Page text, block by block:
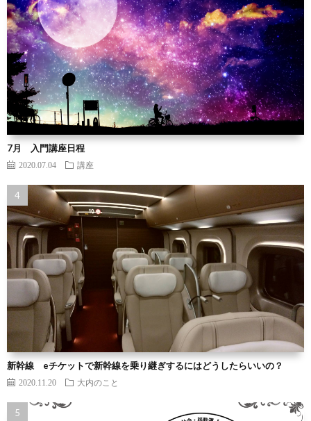
7月 入門講座日程
2020.07.04 講座
新幹線 eチケットで新幹線を乗り継ぎするにはどうしたらいいの？
2020.11.20 大内のこと